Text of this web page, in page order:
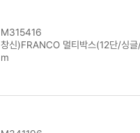
M315416
창신)FRANCO 멀티박스(12단/
m